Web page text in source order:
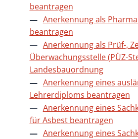
beantragen
Anerkennung als
beantragen
Anerkennung als Prüf-,
Überwachungsstelle (PÜZ-
Landesbauordnung
Anerkennung eines
Lehrerdiploms beantragen
Anerkennung eines
für Asbest beantragen
Anerkennung eines